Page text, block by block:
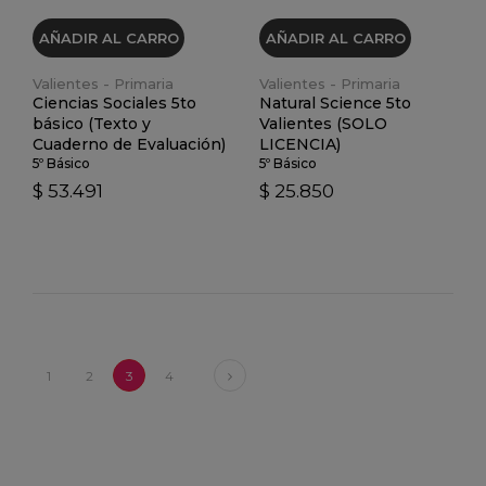
AÑADIR AL CARRO
Valientes - Primaria
Ciencias Sociales 5to
básico (Texto y
Cuaderno de Evaluación)
5º Básico
$ 53.491
AÑADIR AL CARRO
Valientes - Primaria
Natural Science 5to
Valientes (SOLO
LICENCIA)
5º Básico
$ 25.850
1 2 3 4 Next